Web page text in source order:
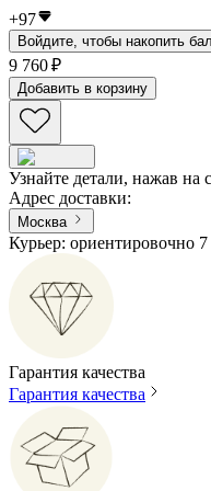
+97
Войдите, чтобы накопить
9 760 ₽
Добавить в корзину
Узнайте детали, нажав на
Адрес доставки:
Москва
Курьер: ориентировочно 7
Гарантия качества
Гарантия качества